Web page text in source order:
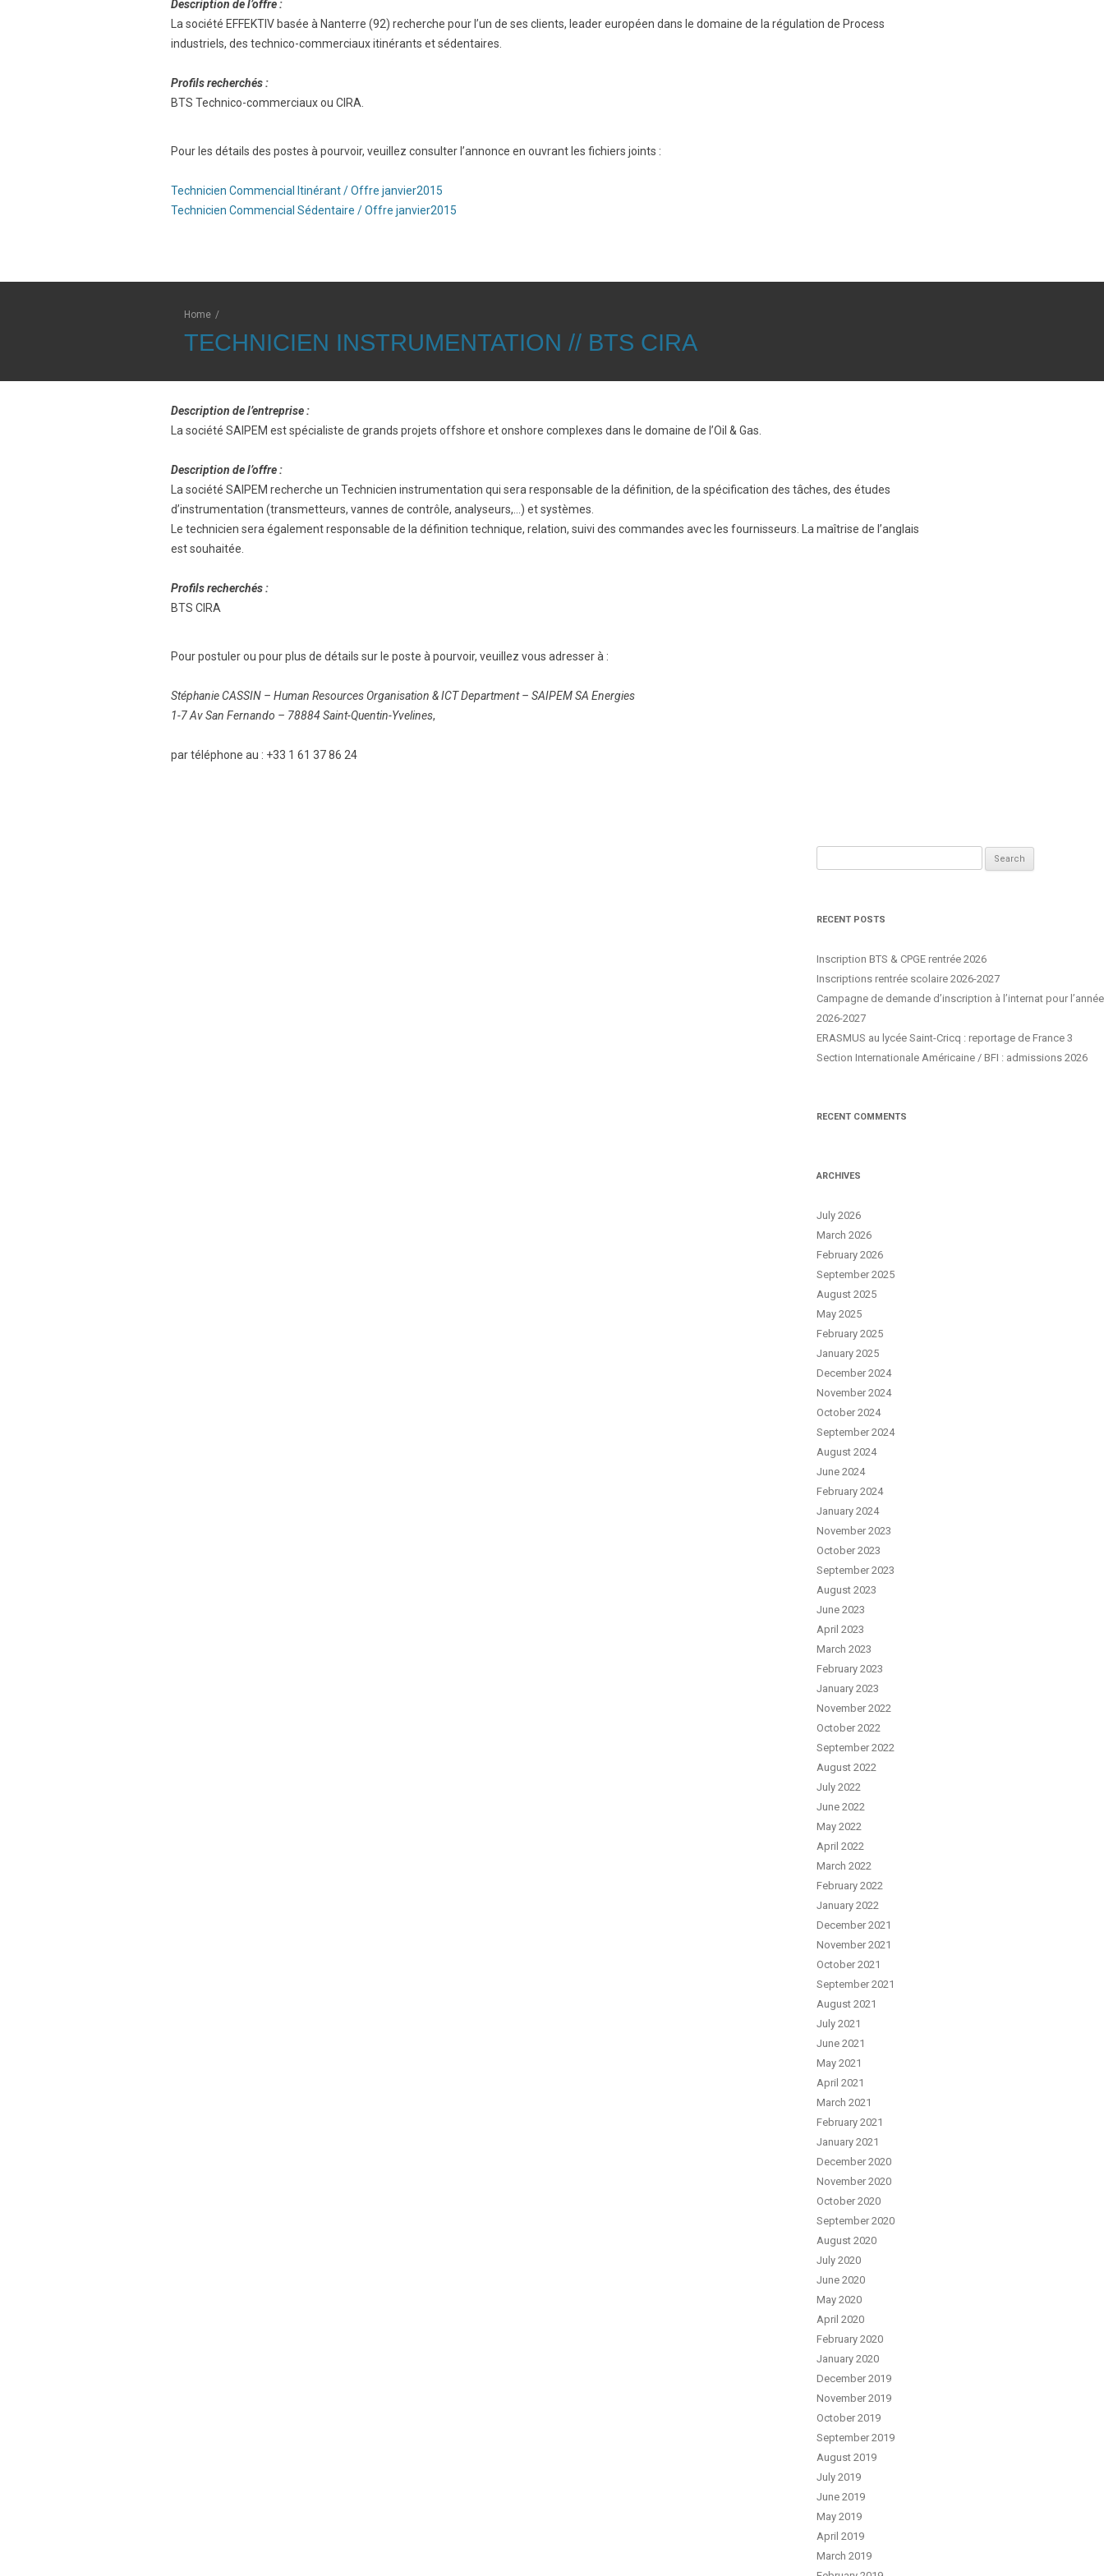
BTS Electrotechnique
Description de l’offre :
La société EFFEKTIV basée à Nanterre (92) recherche pour l’un de ses clients, leader européen dans le domaine de la régulation de Process
industriels, des technico-commerciaux itinérants et sédentaires.
Profils recherchés :
BTS Technico-commerciaux ou CIRA.
Pour les détails des postes à pourvoir, veuillez consulter l’annonce en ouvrant les fichiers joints :
Technicien Commencial Itinérant / Offre janvier2015
Technicien Commencial Sédentaire / Offre janvier2015
Home /
TECHNICIEN INSTRUMENTATION // BTS CIRA
Description de l’entreprise :
La société SAIPEM est spécialiste de grands projets offshore et onshore complexes dans le domaine de l’Oil & Gas.
Description de l’offre :
La société SAIPEM recherche un Technicien instrumentation qui sera responsable de la définition, de la spécification des tâches, des études
d’instrumentation (transmetteurs, vannes de contrôle, analyseurs,…) et systèmes.
Le technicien sera également responsable de la définition technique, relation, suivi des commandes avec les fournisseurs. La maîtrise de l’anglais
est souhaitée.
Profils recherchés :
BTS CIRA
Pour postuler ou pour plus de détails sur le poste à pourvoir, veuillez vous adresser à :
Stéphanie CASSIN – Human Resources Organisation & ICT Department – SAIPEM SA Energies
1-7 Av San Fernando – 78884 Saint-Quentin-Yvelines,
par téléphone au : +33 1 61 37 86 24
RECENT POSTS
Inscription BTS & CPGE rentrée 2026
Inscriptions rentrée scolaire 2026-2027
Campagne de demande d’inscription à l’internat pour l’année
2026-2027
ERASMUS au lycée Saint-Cricq : reportage de France 3
Section Internationale Américaine / BFI : admissions 2026
RECENT COMMENTS
ARCHIVES
July 2026
March 2026
February 2026
September 2025
August 2025
May 2025
February 2025
January 2025
December 2024
November 2024
October 2024
September 2024
August 2024
June 2024
February 2024
January 2024
November 2023
October 2023
September 2023
August 2023
June 2023
April 2023
March 2023
February 2023
January 2023
November 2022
October 2022
September 2022
August 2022
July 2022
June 2022
May 2022
April 2022
March 2022
February 2022
January 2022
December 2021
November 2021
October 2021
September 2021
August 2021
July 2021
June 2021
May 2021
April 2021
March 2021
February 2021
January 2021
December 2020
November 2020
October 2020
September 2020
August 2020
July 2020
June 2020
May 2020
April 2020
February 2020
January 2020
December 2019
November 2019
October 2019
September 2019
August 2019
July 2019
June 2019
May 2019
April 2019
March 2019